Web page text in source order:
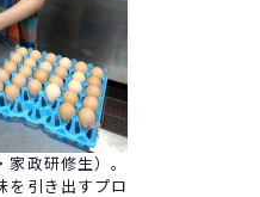
政研修生）。
を引き出すプロ